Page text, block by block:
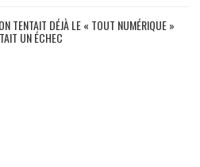
TENTAIT DÉJÀ LE « TOUT NUMÉRIQUE »
UN ÉCHEC